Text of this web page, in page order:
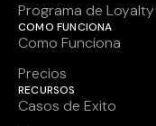
Programa de Loyalty
COMO FUNCIONA
Como Funciona
Precios
RECURSOS
Casos de Exito